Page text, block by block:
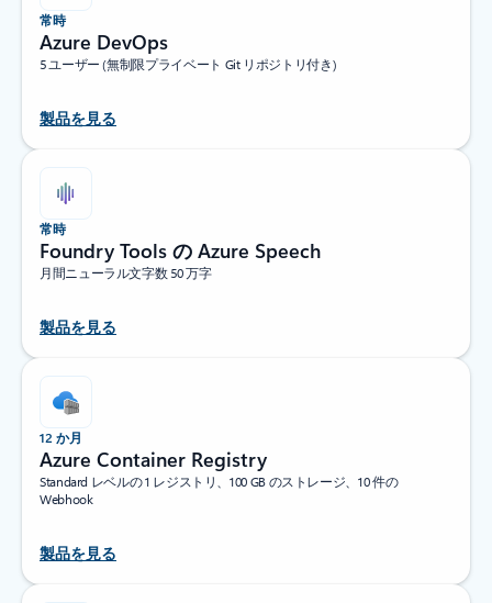
常時
Azure DevOps
5 ユーザー (無制限プライベート Git リポジトリ付き)
製品を見る
常時
Foundry Tools の Azure Speech
月間ニューラル文字数 50 万字
製品を見る
12 か月
Azure Container Registry
Standard レベルの 1 レジストリ、100 GB のストレージ、10 件の
Webhook
製品を見る